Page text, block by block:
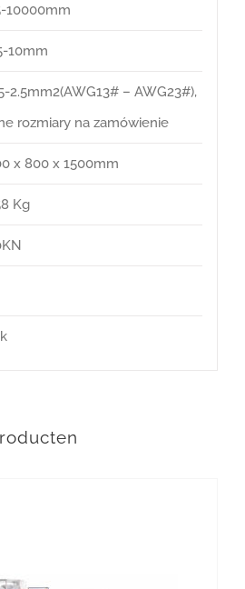
10000mm
10mm
2.5mm2(AWG13# – AWG23#),
rozmiary na zamówienie
x 800 x 1500mm
Kg